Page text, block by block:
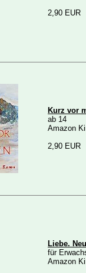
2,90 EUR
Kurz vor
ab 14
Amazon
2,90 EUR
Liebe.
für
Amazon